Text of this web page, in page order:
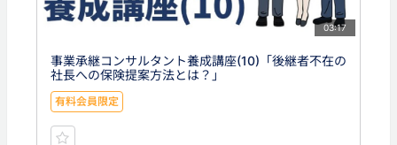
03:17
事業承継コンサルタント養成講座(10)「後継者不在の
社長への保険提案方法とは？」
有料会員限定